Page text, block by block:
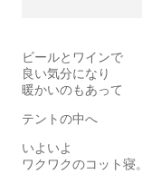
ビールとワインで
良い気分になり
暖かいのもあって
テントの中へ
いよいよ
ワクワクのコット寝。